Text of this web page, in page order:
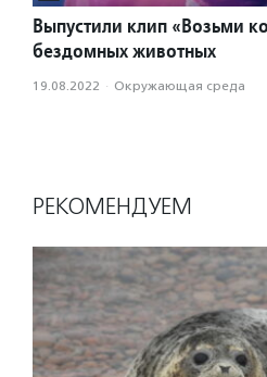
Выпустили клип «Возьми
бездомных животных
19.08.2022 · Окружающая среда
РЕКОМЕНДУЕМ